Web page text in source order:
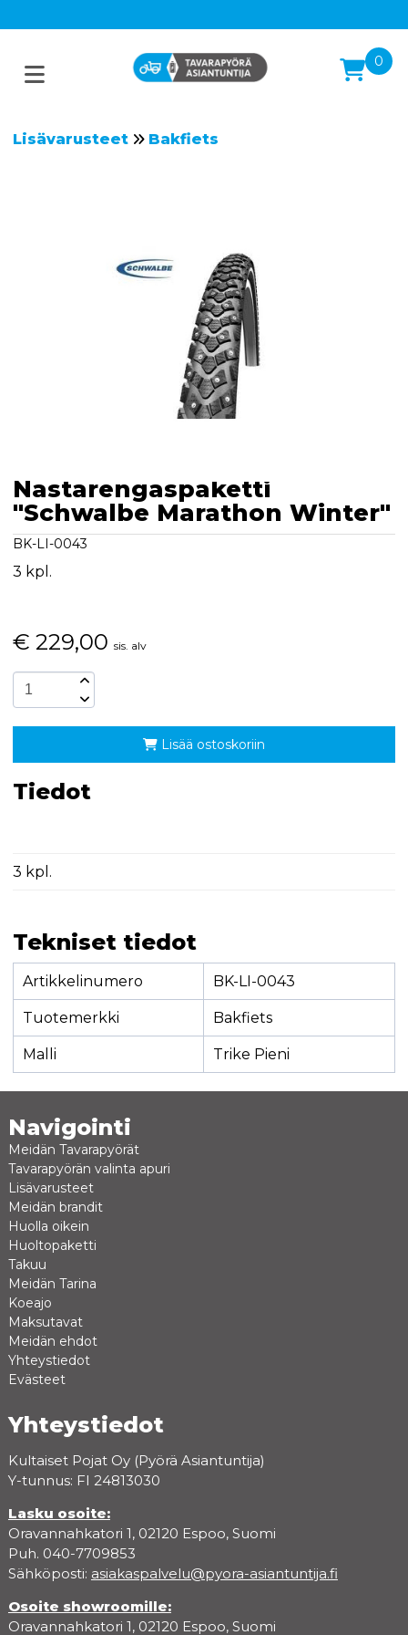
0
Lisävarusteet Bakfiets
Nastarengaspaketti
"Schwalbe Marathon Winter"
BK-LI-0043
3 kpl.
€ 229,00 sis. alv
Lisää ostoskoriin
Tiedot
3 kpl.
Tekniset tiedot
Artikkelinumero BK-LI-0043
Tuotemerkki Bakfiets
Malli Trike Pieni
Navigointi
Meidän Tavarapyörät
Tavarapyörän valinta apuri
Lisävarusteet
Meidän brandit
Huolla oikein
Huoltopaketti
Takuu
Meidän Tarina
Koeajo
Maksutavat
Meidän ehdot
Yhteystiedot
Evästeet
Yhteystiedot
Kultaiset Pojat Oy (Pyörä Asiantuntija)
Y-tunnus: FI 24813030
Lasku osoite:
Oravannahkatori 1, 02120 Espoo, Suomi
Puh. 040-7709853
Sähköposti: asiakaspalvelu@pyora-asiantuntija.fi
Osoite showroomille:
Oravannahkatori 1, 02120 Espoo, Suomi